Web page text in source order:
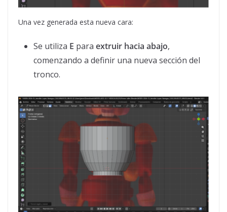
Una vez generada esta nueva cara:
Se utiliza E para extruir hacia abajo,
comenzando a definir una nueva sección del
tronco.